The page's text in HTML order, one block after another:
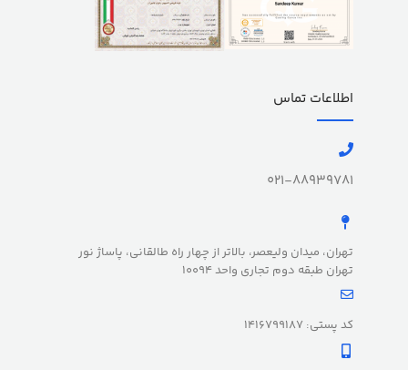
اطلاعات تماس
021-88939781
تهران، میدان ولیعصر، بالاتر از چهار راه طالقانی، پاساژ نور
تهران طبقه دوم تجاری واحد 10094
کد پستی: 1416799187